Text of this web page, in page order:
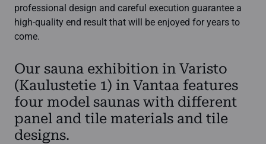
professional design and careful execution guarantee a
high-quality end result that will be enjoyed for years to
come.
Our sauna exhibition in Varisto
(Kaulustetie 1) in Vantaa features
four model saunas with different
panel and tile materials and tile
designs.